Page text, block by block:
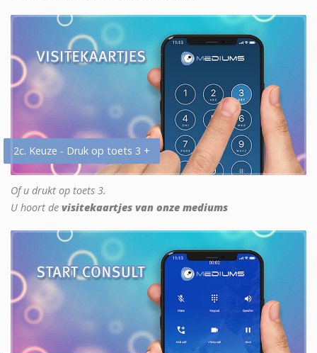
2c. Keuze - Druk op toets 3 +
Of u drukt op toets 3.
U hoort de visitekaartjes van onze mediums